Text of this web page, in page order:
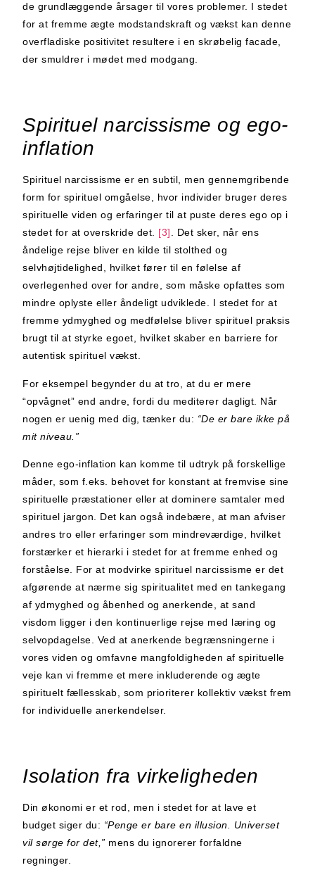
de grundlæggende årsager til vores problemer. I stedet
for at fremme ægte modstandskraft og vækst kan denne
overfladiske positivitet resultere i en skrøbelig facade,
der smuldrer i mødet med modgang.
Spirituel narcissisme og ego-
inflation
Spirituel narcissisme er en subtil, men gennemgribende
form for spirituel omgåelse, hvor individer bruger deres
spirituelle viden og erfaringer til at puste deres ego op i
stedet for at overskride det. [3]. Det sker, når ens
åndelige rejse bliver en kilde til stolthed og
selvhøjtidelighed, hvilket fører til en følelse af
overlegenhed over for andre, som måske opfattes som
mindre oplyste eller åndeligt udviklede. I stedet for at
fremme ydmyghed og medfølelse bliver spirituel praksis
brugt til at styrke egoet, hvilket skaber en barriere for
autentisk spirituel vækst.
For eksempel begynder du at tro, at du er mere
“opvågnet” end andre, fordi du mediterer dagligt. Når
nogen er uenig med dig, tænker du: “De er bare ikke på
mit niveau.”
Denne ego-inflation kan komme til udtryk på forskellige
måder, som f.eks. behovet for konstant at fremvise sine
spirituelle præstationer eller at dominere samtaler med
spirituel jargon. Det kan også indebære, at man afviser
andres tro eller erfaringer som mindreværdige, hvilket
forstærker et hierarki i stedet for at fremme enhed og
forståelse. For at modvirke spirituel narcissisme er det
afgørende at nærme sig spiritualitet med en tankegang
af ydmyghed og åbenhed og anerkende, at sand
visdom ligger i den kontinuerlige rejse med læring og
selvopdagelse. Ved at anerkende begrænsningerne i
vores viden og omfavne mangfoldigheden af spirituelle
veje kan vi fremme et mere inkluderende og ægte
spirituelt fællesskab, som prioriterer kollektiv vækst frem
for individuelle anerkendelser.
Isolation fra virkeligheden
Din økonomi er et rod, men i stedet for at lave et
budget siger du: “Penge er bare en illusion. Universet
vil sørge for det,” mens du ignorerer forfaldne
regninger.